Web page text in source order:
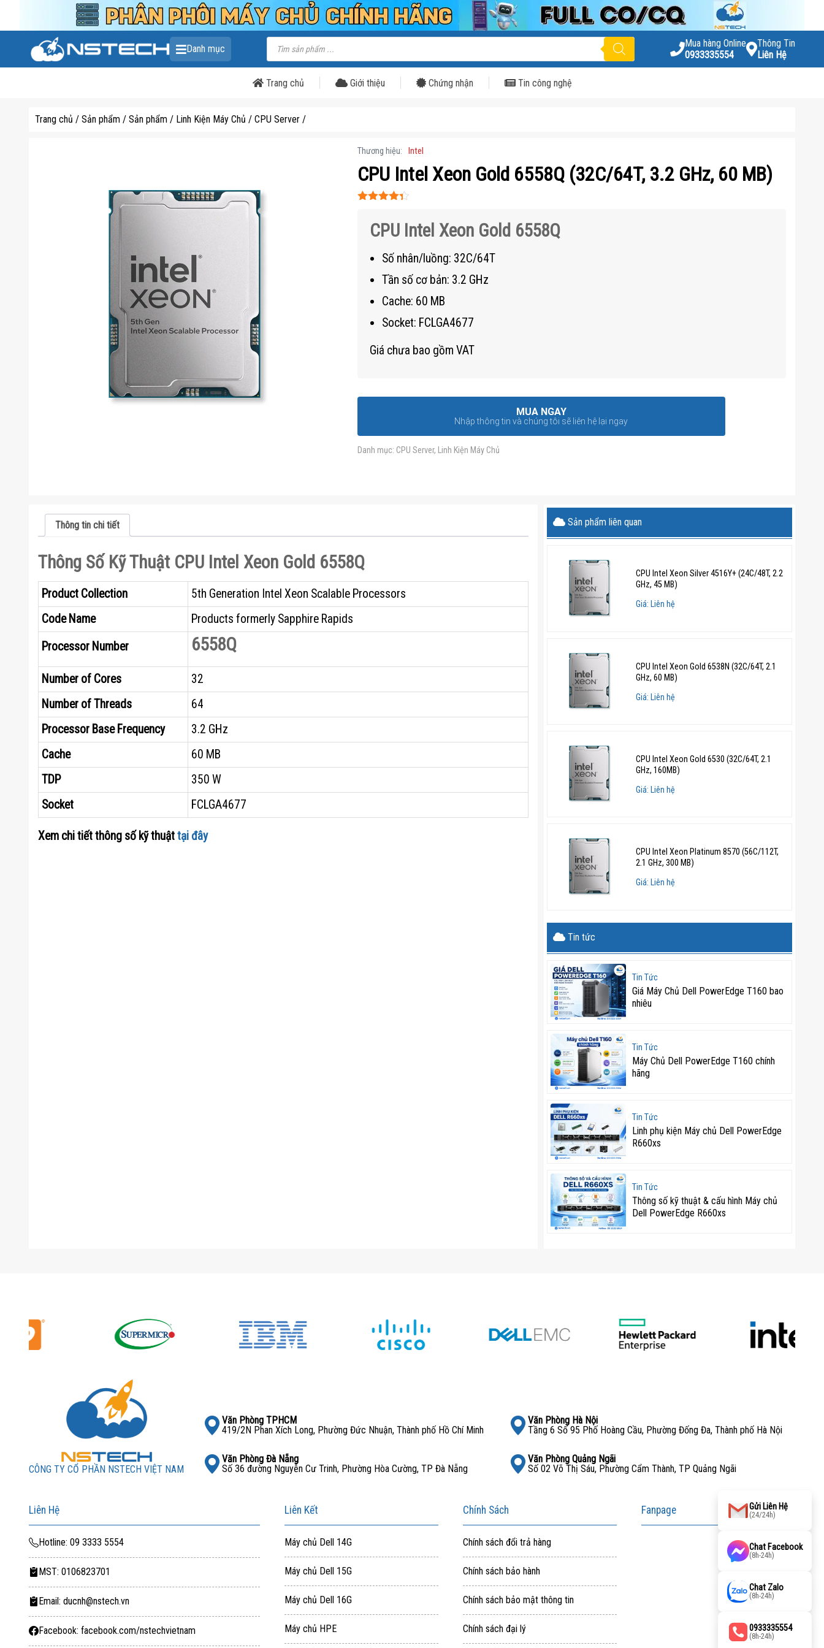
Danh mục
Tìm
kiếm
sản
phẩm
Mua hàng Online
0933335554
Thông Tin
Liên Hệ
Trang chủ Giới thiệu Chứng nhận Tin công nghệ
Trang chủ / Sản phẩm / Sản phẩm / Linh Kiện Máy Chủ / CPU Server /
Thương hiệu: Intel
CPU Intel Xeon Gold 6558Q (32C/64T, 3.2 GHz, 60 MB)
5 sao
CPU Intel Xeon Gold 6558Q
Số nhân/luồng: 32C/64T
Tần số cơ bản: 3.2 GHz
Cache: 60 MB
Socket: FCLGA4677
Giá chưa bao gồm VAT
MUA NGAY
Nhập thông tin và chúng tôi sẽ liên hệ lại ngay
Danh mục: CPU Server, Linh Kiện Máy Chủ
Thông tin chi tiết
Thông Số Kỹ Thuật CPU Intel Xeon Gold 6558Q
Product Collection
5th Generation Intel Xeon Scalable Processors
Code Name
Products formerly Sapphire Rapids
Processor Number
6558Q
Number of Cores
32
Number of Threads
64
Processor Base Frequency
3.2 GHz
Cache
60 MB
TDP
350 W
Socket
FCLGA4677
Xem chi tiết thông số kỹ thuậttại đây
Sản phẩm liên quan
CPU Intel Xeon Silver 4516Y+ (24C/48T, 2.2
GHz, 45 MB)
Giá: Liên hệ
CPU Intel Xeon Gold 6538N (32C/64T, 2.1
GHz, 60 MB)
Giá: Liên hệ
CPU Intel Xeon Gold 6530 (32C/64T, 2.1
GHz, 160MB)
Giá: Liên hệ
CPU Intel Xeon Platinum 8570 (56C/112T,
2.1 GHz, 300 MB)
Giá: Liên hệ
Tin tức
Tin Tức
Giá Máy Chủ Dell PowerEdge T160 bao
nhiêu
Tin Tức
Máy Chủ Dell PowerEdge T160 chính
hãng
Tin Tức
Linh phụ kiện Máy chủ Dell PowerEdge
R660xs
Tin Tức
Thông số kỹ thuật & cấu hình Máy chủ
Dell PowerEdge R660xs
CÔNG TY CỔ PHẦN NSTECH VIỆT NAM
Văn Phòng TPHCM
419/2N Phan Xích Long, Phường Đức Nhuận, Thành phố Hồ Chí Minh
Văn Phòng Hà Nội
Tầng 6 Số 95 Phố Hoàng Cầu, Phường Đống Đa, Thành phố Hà Nội
Văn Phòng Đà Nẵng
Số 36 đường Nguyễn Cư Trinh, Phường Hòa Cường, TP Đà Nẵng
Văn Phòng Quảng Ngãi
Số 02 Võ Thị Sáu, Phường Cẩm Thành, TP Quảng Ngãi
Liên Hệ
Hotline: 09 3333 5554
MST: 0106823701
Email: ducnh@nstech.vn
Facebook: facebook.com/nstechvietnam
Liên Kết
Máy chủ Dell 14G
Máy chủ Dell 15G
Máy chủ Dell 16G
Máy chủ HPE
Chính Sách
Chính sách đổi trả hàng
Chính sách bảo hành
Chính sách bảo mật thông tin
Chính sách đại lý
Fanpage Gửi Liên Hệ
(24/24h)
Chat Facebook
(8h-24h)
Chat Zalo
(8h-24h)
0933335554
(8h-24h)